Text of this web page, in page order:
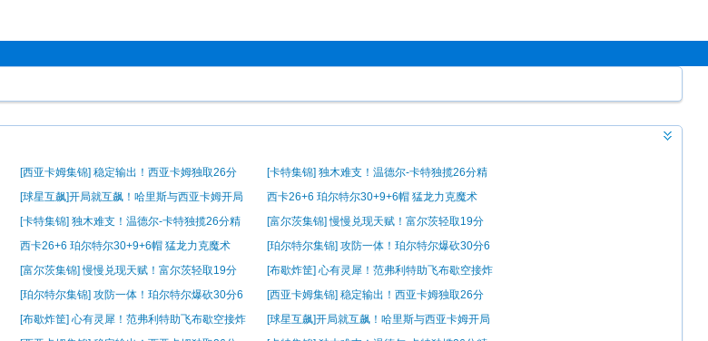
[西亚卡姆集锦] 稳定输出！西亚卡姆独取26分
精彩集锦
[卡特集锦] 独木难支！温德尔-卡特独揽26分精
彩集锦
[球星互飙]开局就互飙！哈里斯与西亚卡姆开局
对扔三分
西卡26+6 珀尔特尔30+9+6帽 猛龙力克魔术
[卡特集锦] 独木难支！温德尔-卡特独揽26分精
彩集锦
[富尔茨集锦] 慢慢兑现天赋！富尔茨轻取19分
精彩集锦
西卡26+6 珀尔特尔30+9+6帽 猛龙力克魔术
[珀尔特尔集锦] 攻防一体！珀尔特尔爆砍30分6
帽
[富尔茨集锦] 慢慢兑现天赋！富尔茨轻取19分
精彩集锦
[布歇炸筐] 心有灵犀！范弗利特助飞布歇空接炸
筐
[珀尔特尔集锦] 攻防一体！珀尔特尔爆砍30分6
帽
[西亚卡姆集锦] 稳定输出！西亚卡姆独取26分
精彩集锦
[布歇炸筐] 心有灵犀！范弗利特助飞布歇空接炸
[球星互飙]开局就互飙！哈里斯与西亚卡姆开局